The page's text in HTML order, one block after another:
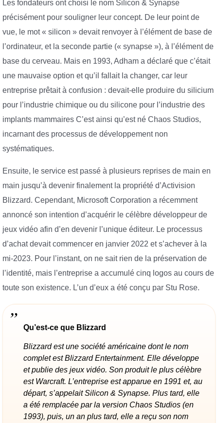
Les fondateurs ont choisi le nom Silicon & Synapse
précisément pour souligner leur concept. De leur point de
vue, le mot « silicon » devait renvoyer à l’élément de base de
l’ordinateur, et la seconde partie (« synapse »), à l’élément de
base du cerveau. Mais en 1993, Adham a déclaré que c’était
une mauvaise option et qu’il fallait la changer, car leur
entreprise prêtait à confusion : devait-elle produire du silicium
pour l’industrie chimique ou du silicone pour l’industrie des
implants mammaires C’est ainsi qu’est né Chaos Studios,
incarnant des processus de développement non
systématiques.
Ensuite, le service est passé à plusieurs reprises de main en
main jusqu’à devenir finalement la propriété d’Activision
Blizzard. Cependant, Microsoft Corporation a récemment
annoncé son intention d’acquérir le célèbre développeur de
jeux vidéo afin d’en devenir l’unique éditeur. Le processus
d’achat devait commencer en janvier 2022 et s’achever à la
mi-2023. Pour l’instant, on ne sait rien de la préservation de
l’identité, mais l’entreprise a accumulé cinq logos au cours de
toute son existence. L’un d’eux a été conçu par Stu Rose.
Qu’est-ce que Blizzard
Blizzard est une société américaine dont le nom
complet est Blizzard Entertainment. Elle développe
et publie des jeux vidéo. Son produit le plus célèbre
est Warcraft. L’entreprise est apparue en 1991 et, au
départ, s’appelait Silicon & Synapse. Plus tard, elle
a été remplacée par la version Chaos Studios (en
1993), puis, un an plus tard, elle a reçu son nom